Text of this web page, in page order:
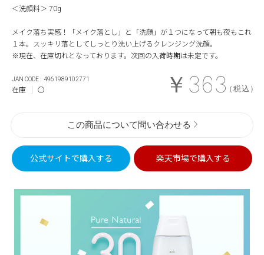
￥363（税込）
4961989102771
在庫 〇
＜洗顔料＞ 70g
メイク落ち実感！「メイク落とし」と「洗顔」が１つになって朝も夜もこれ
１本。スッキリ落としてしっとり洗い上げるクレンジング洗顔。
※現在、在庫切れとなっております。次回の入荷時期は未定です。
この商品について問い合わせる
公式サイトで購入する 楽天市場で購入する